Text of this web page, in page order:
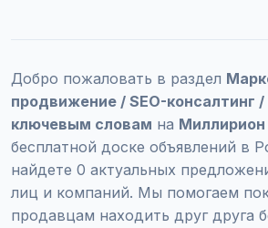
Добро пожаловать в раздел
продвижение / SEO-консалтинг
ключевым словам на Миллирион
бесплатной доске объявлений в
найдете 0 актуальных
лиц и компаний. Мы помогаем
продавцам находить друг друга